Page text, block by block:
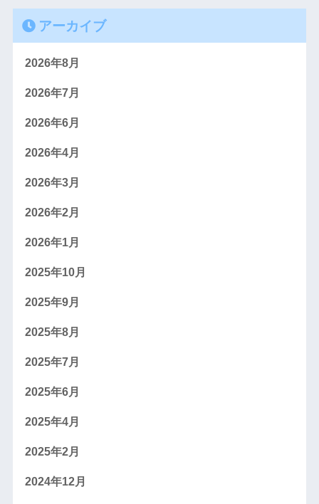
アーカイブ
2026年8月
2026年7月
2026年6月
2026年4月
2026年3月
2026年2月
2026年1月
2025年10月
2025年9月
2025年8月
2025年7月
2025年6月
2025年4月
2025年2月
2024年12月